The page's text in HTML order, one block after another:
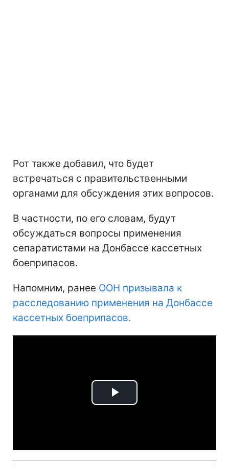
Рот также добавил, что будет
встречаться с правительственными
органами для обсуждения этих вопросов.
В частности, по его словам, будут
обсуждаться вопросы применения
сепаратистами на Донбассе кассетных
боеприпасов.
Напомним, ранее ООН призывала к
расследованию применения на Донбассе
кассетных боеприпасов.
Play